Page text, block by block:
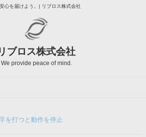
安心を届けよう。| リブロス株式会社
ブロス株式会社
We provide peace of mind.
を打つと動作を停止